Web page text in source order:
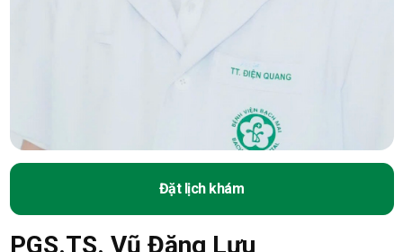
Đặt lịch khám
PGS.TS. Vũ Đăng Lưu